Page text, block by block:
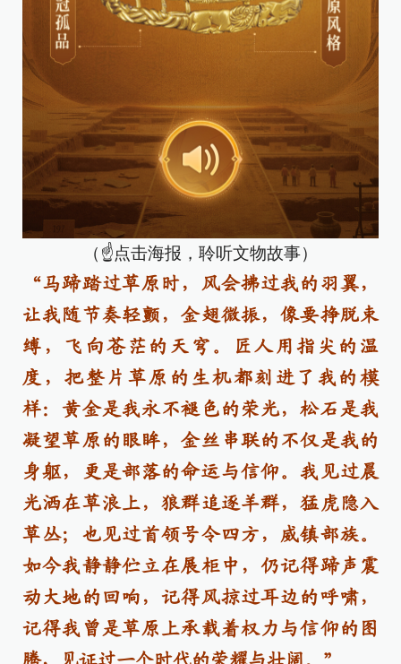
（☝点击海报，聆听文物故事）
“马蹄踏过草原时，风会拂过我的羽翼，
让我随节奏轻颤，金翅微振，像要挣脱束
缚，飞向苍茫的天穹。匠人用指尖的温
度，把整片草原的生机都刻进了我的模
样：黄金是我永不褪色的荣光，松石是我
凝望草原的眼眸，金丝串联的不仅是我的
身躯，更是部落的命运与信仰。我见过晨
光洒在草浪上，狼群追逐羊群，猛虎隐入
草丛；也见过首领号令四方，威镇部族。
如今我静静伫立在展柜中，仍记得蹄声震
动大地的回响，记得风掠过耳边的呼啸，
记得我曾是草原上承载着权力与信仰的图
腾，见证过一个时代的荣耀与壮阔。”